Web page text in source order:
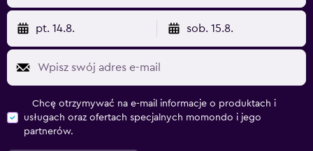
pt. 14.8. sob. 15.8.
Chcę otrzymywać na e-mail informacje o produktach i
usługach oraz ofertach specjalnych momondo i jego
partnerów.